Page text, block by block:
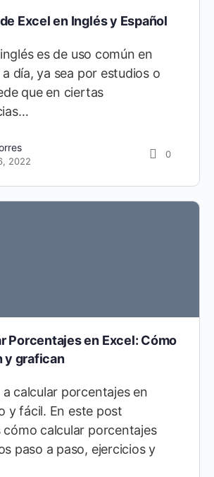
Excel en Inglés y Español
inglés es de uso común en
día, ya sea por estudios o
que en ciertas
2022
0
Porcentajes en Excel: Cómo
y grafican
a calcular porcentajes en
y fácil. En este post
cómo calcular porcentajes
paso a paso, ejercicios y